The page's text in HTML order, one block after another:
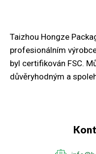
Taizhou Hongze
profesionálním
byl certifikován FSC.
důvěryhodným a